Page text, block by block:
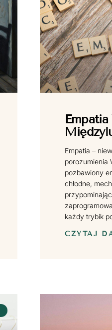
Empatia –
porozumienia
pozbawiony
chłodne,
każdy trybik
CZYTAJ